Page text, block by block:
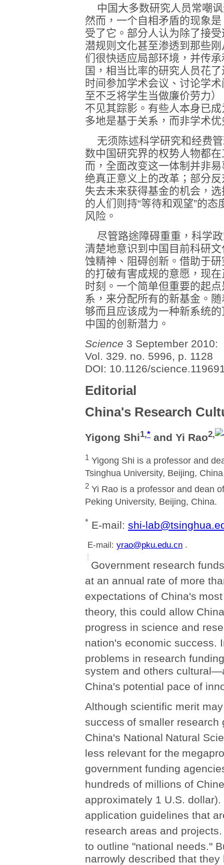
中国大多数研究人员常嘲
然而，一个自相矛盾的现象
受了它。部分人认为除了接
潜规则文化甚至渗透到那些
们很快适应局部环境，并传
国，相当比率的研究人员花
时间参加学术会议、讨论学
至不乏将学生当做廉价劳力
不见其踪影。有些人本身已
多地是基于关系，而非学术
无须陈述科学研究和经费
数中国研究界的权势人物都
而，全面改变这一体制并非
绝真正意义上的改革；部分
失去未来获得基金的机会，
的人们则持“等待和观望”的
风险。
尽管路途障碍重重，科学
清楚地意识到中国目前科研
蚀精神、阻碍创新。借助于
的打破有害成规的意愿，现
时刻。一个简单但重要的起
系，来分配所有的新基金。
够而且应该成为一种新系统
中国的创新潜力。
Science 3 September 2010:
Vol. 329. no. 5996, p. 1128
DOI: 10.1126/
Editorial
China's Research
Yigong Shi1,* and Yi Rao2,
1 Yigong Shi is a professor and
Tsinghua University, Beijing,
2 Yi Rao is a professor and dean
Peking University, Beijing, China.
* E-mail: shi-
E-mail: yrao@pku.edu.cn .
Government research
at an annual rate of more
expectations of China's
theory, this could allow China
progress in science and
nation's economic success.
problems in research
system and others
China's potential pace of
Although scientific merit
success of smaller research
China's National Natural
less relevant for the
government funding
hundreds of millions of
approximately 1 U.S.
application guidelines that
research areas and
to outline "national needs."
narrowly described that